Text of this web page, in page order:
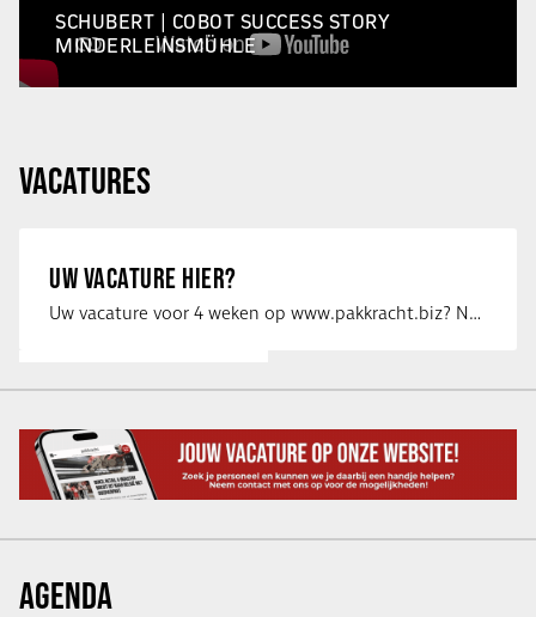
SCHUBERT | COBOT SUCCESS STORY
MINDERLEINSMÜHLE
VACATURES
UW VACATURE HIER?
Uw vacature voor 4 weken op www.pakkracht.biz? Neem dan contact op met Yannick van …
AGENDA